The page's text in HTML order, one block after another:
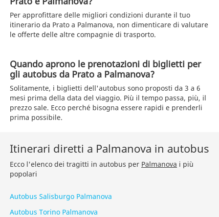
Per approfittare delle migliori condizioni durante il tuo
itinerario da Prato a Palmanova, non dimenticare di valutare
le offerte delle altre compagnie di trasporto.
Quando aprono le prenotazioni di biglietti per
gli autobus da Prato a Palmanova?
Solitamente, i biglietti dell'autobus sono proposti da 3 a 6
mesi prima della data del viaggio. Più il tempo passa, più, il
prezzo sale. Ecco perché bisogna essere rapidi e prenderli
prima possibile.
Itinerari diretti a Palmanova in autobus
Ecco l'elenco dei tragitti in autobus per Palmanova i più
popolari
Autobus Salisburgo Palmanova
Autobus Torino Palmanova